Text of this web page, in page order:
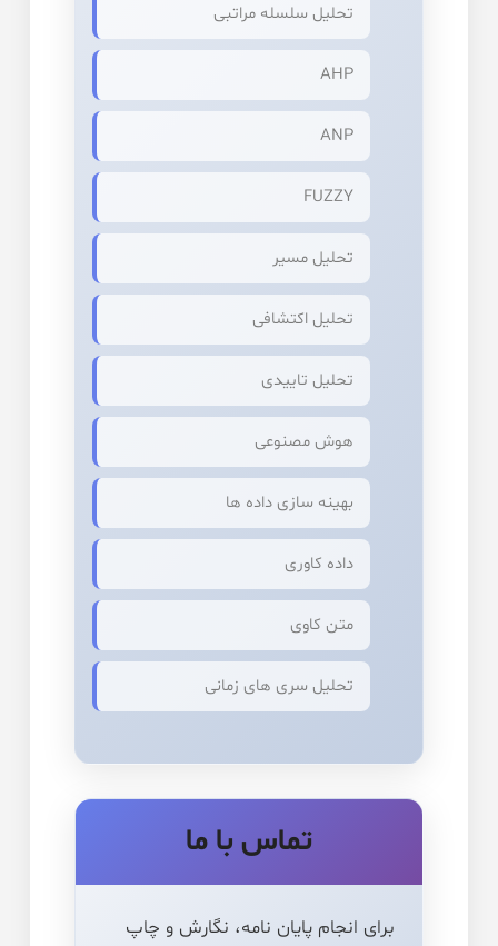
تحلیل سلسله مراتبی
AHP
ANP
FUZZY
تحلیل مسیر
تحلیل اکتشافی
تحلیل تاییدی
هوش مصنوعی
بهینه سازی داده ها
داده کاوری
متن کاوی
تحلیل سری های زمانی
تماس با ما
برای انجام پایان نامه، نگارش و چاپ